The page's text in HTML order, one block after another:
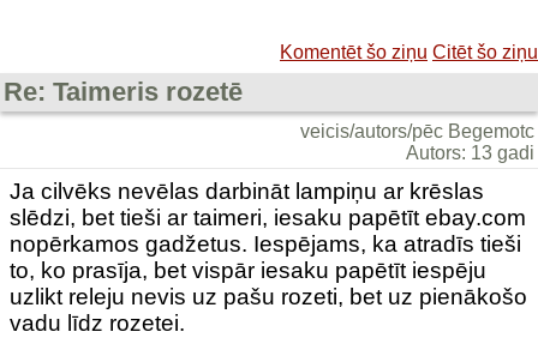
Komentēt šo ziņu Citēt šo ziņu
Re: Taimeris rozetē
veicis/autors/pēc Begemotc
Autors: 13 gadi
Ja cilvēks nevēlas darbināt lampiņu ar krēslas
slēdzi, bet tieši ar taimeri, iesaku papētīt ebay.com
nopērkamos gadžetus. Iespējams, ka atradīs tieši
to, ko prasīja, bet vispār iesaku papētīt iespēju
uzlikt releju nevis uz pašu rozeti, bet uz pienākošo
vadu līdz rozetei.